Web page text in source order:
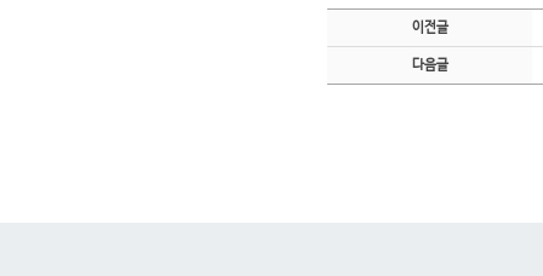
이전글
다음글